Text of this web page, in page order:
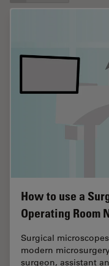
How to use a
Operating Room
Surgical
modern
surgeon, assistant